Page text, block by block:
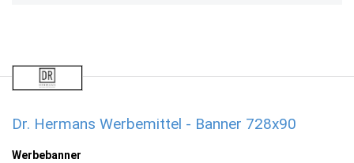
Dr. Hermans Werbemittel - Banner 728x90
Werbebanner